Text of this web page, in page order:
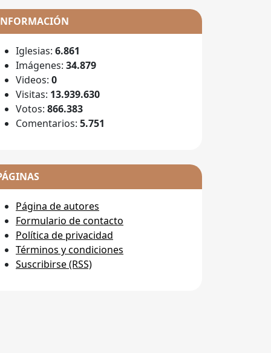
Iglesias: 6.861
Imágenes: 34.879
Videos: 0
Visitas: 13.939.630
Votos: 866.383
Comentarios: 5.751
Página de autores
Formulario de contacto
Política de privacidad
Términos y condiciones
Suscribirse (RSS)